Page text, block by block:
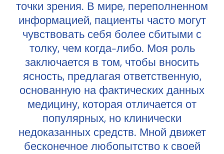
точки зрения. В мире, переполненном
информацией, пациенты часто могут
чувствовать себя более сбитыми с
толку, чем когда-либо. Моя роль
заключается в том, чтобы вносить
ясность, предлагая ответственную,
основанную на фактических данных
медицину, которая отличается от
популярных, но клинически
недоказанных средств. Мной движет
бесконечное любопытство к своей